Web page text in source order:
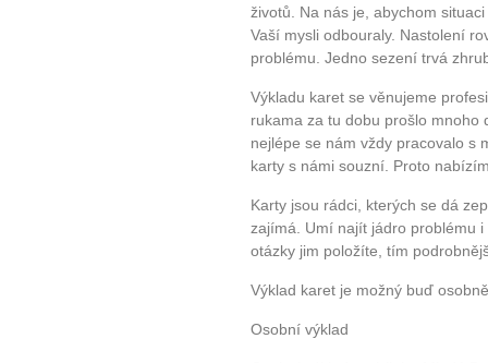
10 tipů
životů. Na nás je, abychom
Vaší mysli odbouraly. Nastolení
problému. Jedno sezení trvá
Výkladu karet se věnujeme
rukama za tu dobu prošlo mnoho
nejlépe se nám vždy pracovalo s
karty s námi souzní. Proto
Karty jsou rádci, kterých se dá
zajímá. Umí najít jádro problému
otázky jim položíte, tím
Výklad karet je možný buď
Osobní výklad